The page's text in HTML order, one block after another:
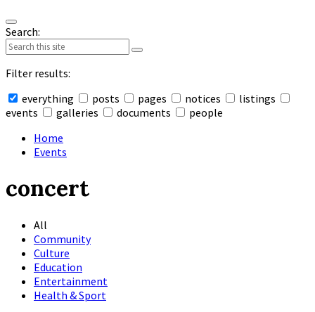
Search:
Filter results:
everything
posts pages notices
listings
events
galleries documents people
search
Home
Events
concert
All
Community
Culture
Education
Entertainment
Health & Sport